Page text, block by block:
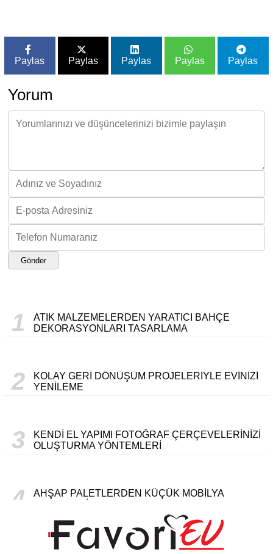
Paylas Paylas Paylas Paylas Paylas
Yorum
Gönder
1
ATIK MALZEMELERDEN YARATICI BAHÇE
DEKORASYONLARI TASARLAMA
2
KOLAY GERI DÖNÜŞÜM PROJELERIYLE EVINIZI
YENILEME
3
KENDI EL YAPIMI FOTOĞRAF ÇERÇEVELERINIZI
OLUŞTURMA YÖNTEMLERI
4
AHŞAP PALETLERDEN KÜÇÜK MOBILYA
ELEKTRIK FATURANIZI DÜŞÜRMENIN EN ETKILI